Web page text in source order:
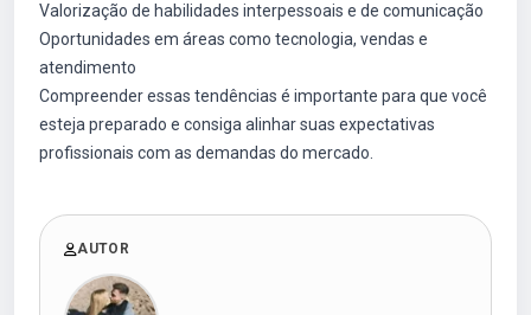
Valorização de habilidades interpessoais e de comunicação
Oportunidades em áreas como tecnologia, vendas e
atendimento
Compreender essas tendências é importante para que você
esteja preparado e consiga alinhar suas expectativas
profissionais com as demandas do mercado.
AUTOR